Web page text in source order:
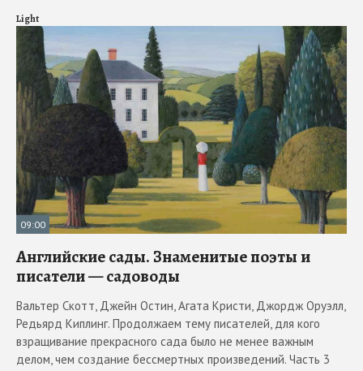
Light
09:00
Английские сады. Знаменитые поэты и
писатели — садоводы
Вальтер Скотт, Джейн Остин, Агата Кристи, Джордж Оруэлл,
Редьярд Киплинг. Продолжаем тему писателей, для кого
взращивание прекрасного сада было не менее важным
делом, чем создание бессмертных произведений. Часть 3